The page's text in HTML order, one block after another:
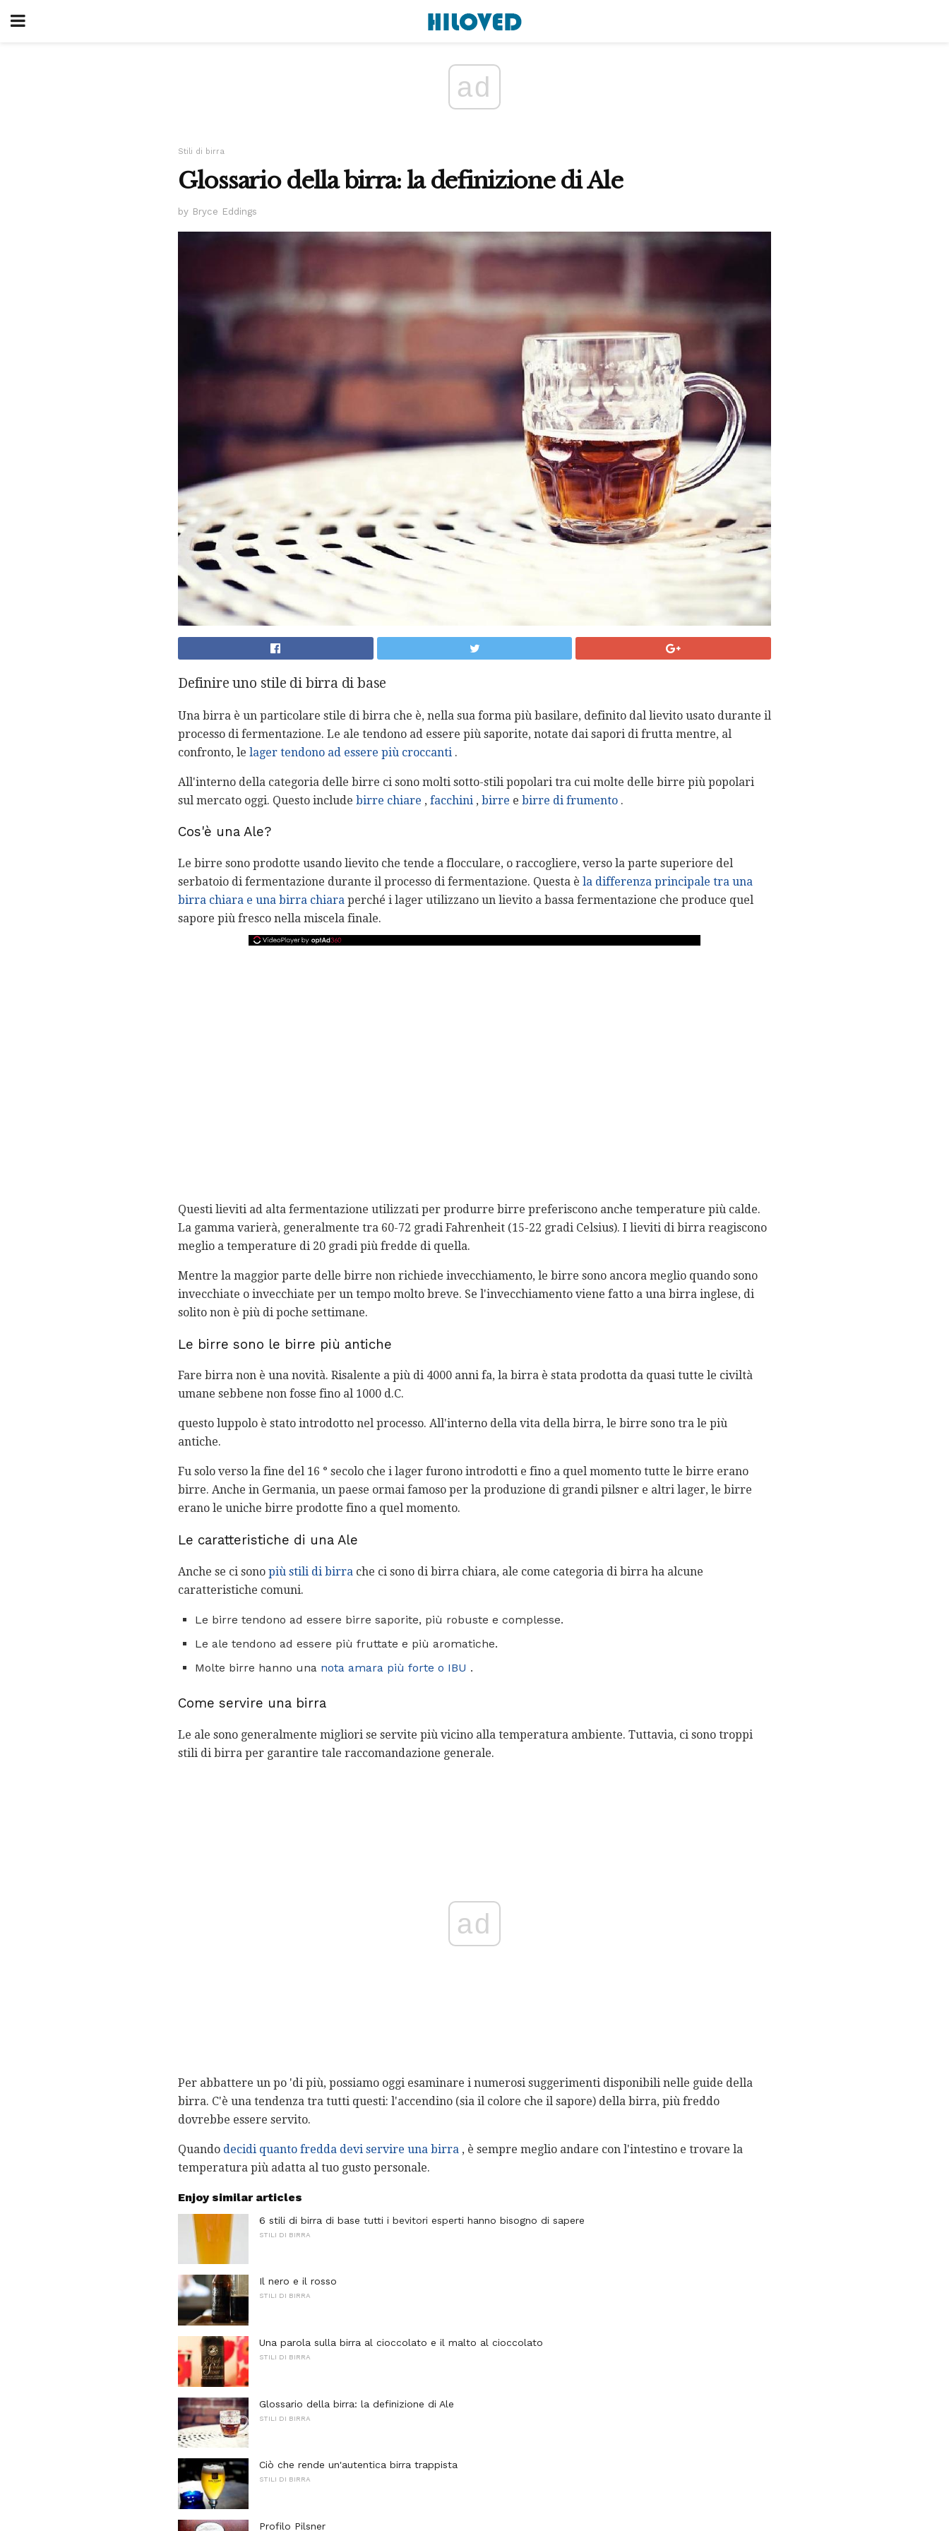
ad
Stili di birra
Glossario della birra: la definizione di Ale
by Bryce Eddings
Definire uno stile di birra di base
Una birra è un particolare stile di birra che è, nella sua forma più basilare, definito dal lievito usato durante il
processo di fermentazione. Le ale tendono ad essere più saporite, notate dai sapori di frutta mentre, al
confronto, le lager tendono ad essere più croccanti .
All'interno della categoria delle birre ci sono molti sotto-stili popolari tra cui molte delle birre più popolari
sul mercato oggi. Questo include birre chiare , facchini , birre e birre di frumento .
Cos'è una Ale?
Le birre sono prodotte usando lievito che tende a flocculare, o raccogliere, verso la parte superiore del
serbatoio di fermentazione durante il processo di fermentazione. Questa è la differenza principale tra una
birra chiara e una birra chiara perché i lager utilizzano un lievito a bassa fermentazione che produce quel
sapore più fresco nella miscela finale.
Questi lieviti ad alta fermentazione utilizzati per produrre birre preferiscono anche temperature più calde.
La gamma varierà, generalmente tra 60-72 gradi Fahrenheit (15-22 gradi Celsius). I lieviti di birra reagiscono
meglio a temperature di 20 gradi più fredde di quella.
Mentre la maggior parte delle birre non richiede invecchiamento, le birre sono ancora meglio quando sono
invecchiate o invecchiate per un tempo molto breve. Se l'invecchiamento viene fatto a una birra inglese, di
solito non è più di poche settimane.
Le birre sono le birre più antiche
Fare birra non è una novità. Risalente a più di 4000 anni fa, la birra è stata prodotta da quasi tutte le civiltà
umane sebbene non fosse fino al 1000 d.C.
questo luppolo è stato introdotto nel processo. All'interno della vita della birra, le birre sono tra le più
antiche.
Fu solo verso la fine del 16 ° secolo che i lager furono introdotti e fino a quel momento tutte le birre erano
birre. Anche in Germania, un paese ormai famoso per la produzione di grandi pilsner e altri lager, le birre
erano le uniche birre prodotte fino a quel momento.
Le caratteristiche di una Ale
Anche se ci sono più stili di birra che ci sono di birra chiara, ale come categoria di birra ha alcune
caratteristiche comuni.
Le birre tendono ad essere birre saporite, più robuste e complesse.
Le ale tendono ad essere più fruttate e più aromatiche.
Molte birre hanno una nota amara più forte o IBU .
Come servire una birra
Le ale sono generalmente migliori se servite più vicino alla temperatura ambiente. Tuttavia, ci sono troppi
stili di birra per garantire tale raccomandazione generale.
ad
Per abbattere un po 'di più, possiamo oggi esaminare i numerosi suggerimenti disponibili nelle guide della
birra. C'è una tendenza tra tutti questi: l'accendino (sia il colore che il sapore) della birra, più freddo
dovrebbe essere servito.
Quando decidi quanto fredda devi servire una birra , è sempre meglio andare con l'intestino e trovare la
temperatura più adatta al tuo gusto personale.
Enjoy similar articles
6 stili di birra di base tutti i bevitori esperti hanno bisogno di sapere
STILI DI BIRRA
Il nero e il rosso
STILI DI BIRRA
Una parola sulla birra al cioccolato e il malto al cioccolato
STILI DI BIRRA
Glossario della birra: la definizione di Ale
STILI DI BIRRA
Ciò che rende un'autentica birra trappista
STILI DI BIRRA
Profilo Pilsner